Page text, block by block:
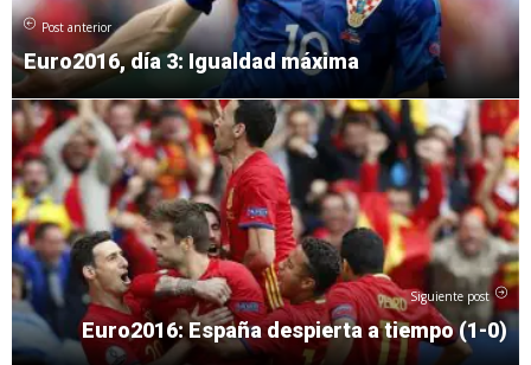
Post anterior
Euro2016, día 3: Igualdad máxima
Siguiente post
Euro2016: España despierta a tiempo (1-0)